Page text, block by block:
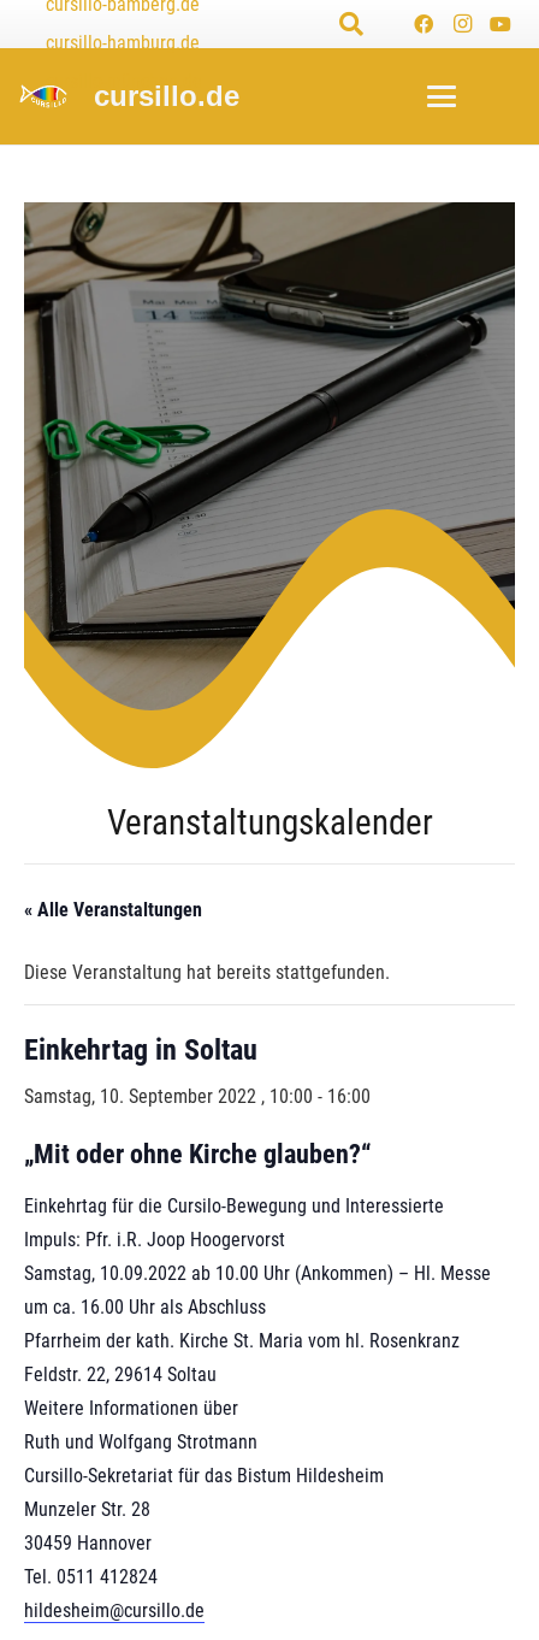
cursillo-hamburg.de
cursillo-münchen.de
cursillo.de
Veranstaltungskalender
« Alle Veranstaltungen
Diese Veranstaltung hat bereits stattgefunden.
Einkehrtag in Soltau
Samstag, 10. September 2022 , 10:00 - 16:00
„Mit oder ohne Kirche glauben?“
Einkehrtag für die Cursilo-Bewegung und Interessierte
Impuls: Pfr. i.R. Joop Hoogervorst
Samstag, 10.09.2022 ab 10.00 Uhr (Ankommen) – Hl. Messe
um ca. 16.00 Uhr als Abschluss
Pfarrheim der kath. Kirche St. Maria vom hl. Rosenkranz
Feldstr. 22, 29614 Soltau
Weitere Informationen über
Ruth und Wolfgang Strotmann
Cursillo-Sekretariat für das Bistum Hildesheim
Munzeler Str. 28
30459 Hannover
Tel. 0511 412824
hildesheim@cursillo.de